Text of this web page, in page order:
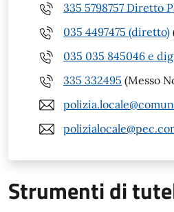
335 5798757 Diretto
035 4497475 (diretto)
035 035 845046 e
335 332495 (Messo
Strumenti di